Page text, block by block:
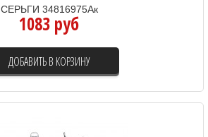
СЕРЬГИ 34816975Ак
1083 руб
ДОБАВИТЬ В КОРЗИНУ